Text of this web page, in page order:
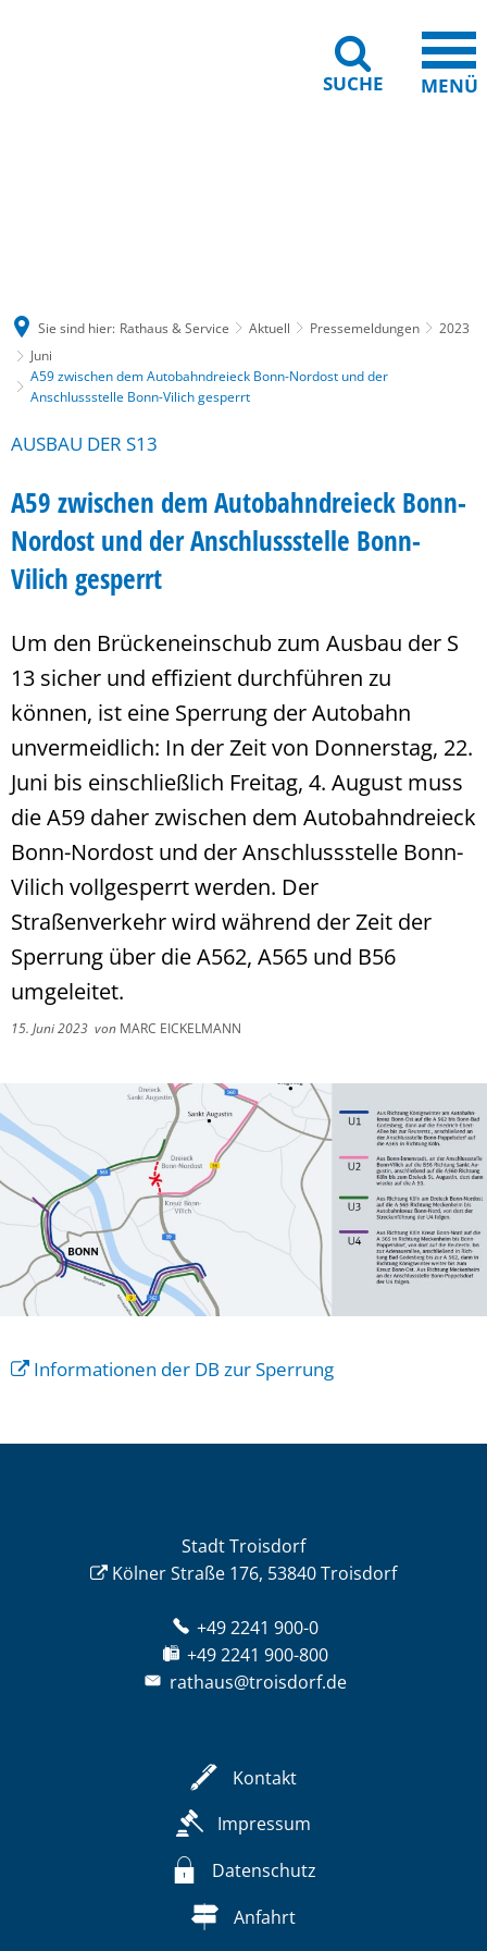
SUCHE MENÜ
Sie sind hier: Rathaus & Service Aktuell Pressemeldungen
2023
Juni
A59 zwischen dem Autobahndreieck Bonn-Nordost und der
Anschlussstelle Bonn-Vilich gesperrt
AUSBAU DER S13
A59 zwischen dem Autobahndreieck Bonn-
Nordost und der Anschlussstelle Bonn-
Vilich gesperrt
Um den Brückeneinschub zum Ausbau der S
13 sicher und effizient durchführen zu
können, ist eine Sperrung der Autobahn
unvermeidlich: In der Zeit von Donnerstag, 22.
Juni bis einschließlich Freitag, 4. August muss
die A59 daher zwischen dem Autobahndreieck
Bonn-Nordost und der Anschlussstelle Bonn-
Vilich vollgesperrt werden. Der
Straßenverkehr wird während der Zeit der
Sperrung über die A562, A565 und B56
umgeleitet.
15. Juni 2023 von MARC EICKELMANN
Informationen der DB zur Sperrung
Stadt Troisdorf
Kölner Straße 176, 53840 Troisdorf
+49 2241 900-0
+49 2241 900-800
rathaus@troisdorf.de
Kontakt
Impressum
Datenschutz
Anfahrt